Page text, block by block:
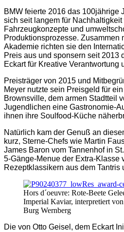
BMW feierte 2016 das 100jährige
sich seit langem für
Fahrzeugkonzepte und
Produktionsprozesse. Zusammen
Akademie richten sie den
Preis aus und sponsern seit 2013
Eckart für Kreative Verantwortung
Preisträger von 2015 und
Meyer nutzte sein Preisgeld für
Brownsville, dem armen Stadtteil
Jugendlichen eine Gastronomie-
ihnen ihre Soulfood-Küche
Natürlich kam der Genuß an
kurz, Sterne-Chefs wie Martin
James Baron vom Tannenhof in
5-Gänge-Menue der Extra-Klasse
Rezeptklassikern aus dem Tantris
Hors d´oeuvre: Rote-Beete
Imperial Kaviar, interpretiert
Burg Wernberg
Die von Otto Geisel, dem Eckart